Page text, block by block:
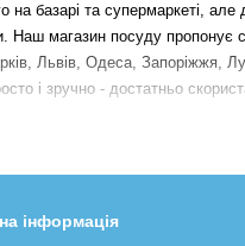
базарі та супермаркеті,
Наш магазин посуду пропонує
Львів, Одеса, Запоріжжя,
і зручно - достатньо
інформація